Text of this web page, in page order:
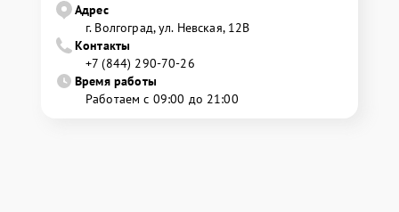
Адрес
г. Волгоград, ул. Невская, 12В
Контакты
+7 (844) 290-70-26
Время работы
Работаем с 09:00 до 21:00